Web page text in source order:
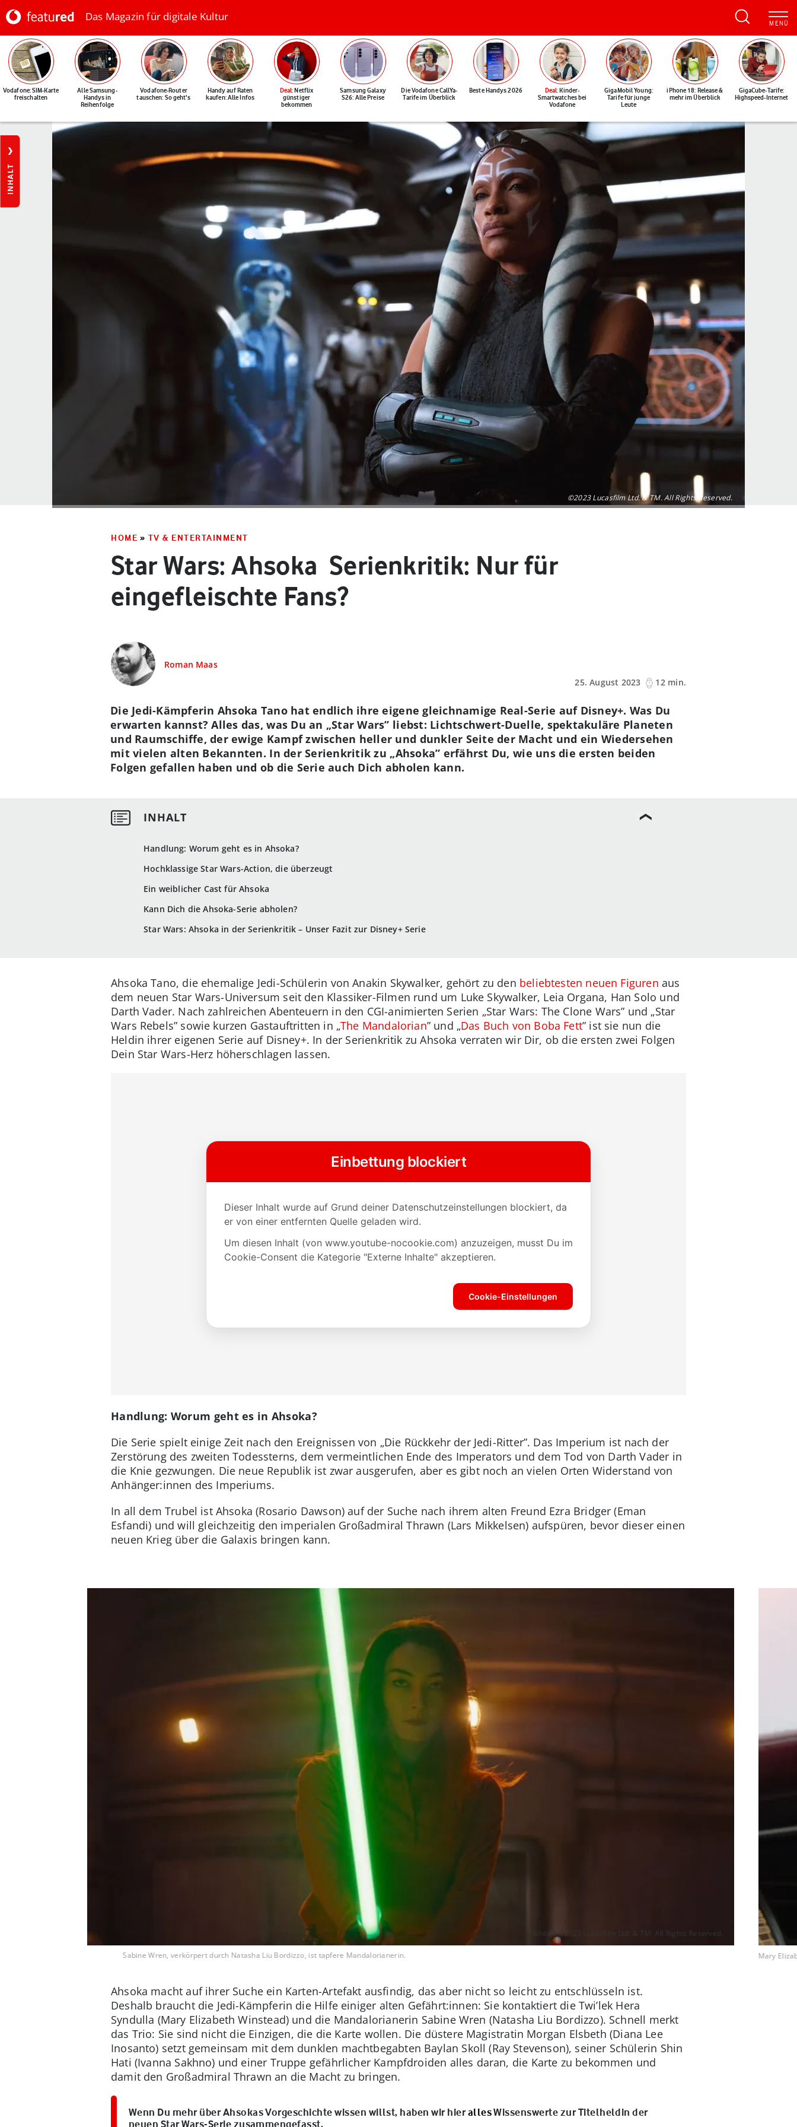
Das Magazin für digitale Kultur
Vodafone: SIM-Karte
freischalten
Alle Samsung-
Handys in
Reihenfolge
Vodafone-Router
tauschen: So geht's
Handy auf Raten
kaufen: Alle Infos
Deal: Netflix
günstiger
bekommen
Samsung Galaxy
S26: Alle Preise
Die Vodafone CallYa-
Tarife im Überblick
Beste Handys 2026 Deal: Kinder-
Smartwatches bei
Vodafone
GigaMobil Young:
Tarife für junge
Leute
iPhone 18: Release &
mehr im Überblick
GigaCube-Tarife:
Highspeed-Internet
INHALT
©2023 Lucasfilm Ltd. & TM. All Rights Reserved.
HOME » TV & ENTERTAINMENT
Star Wars: Ahsoka ­ Serienkritik: Nur für
eingefleischte Fans?
Roman Maas
25. August 2023
12 min.
Handlung: Worum geht es in Ahsoka?
Hochklassige Star Wars-Action, die überzeugt
Ein weiblicher Cast für Ahsoka
Kann Dich die Ahsoka-Serie abholen?
Star Wars: Ahsoka in der Serienkritik – Unser Fazit zur Disney+ Serie
Die Jedi-Kämpferin Ahsoka Tano hat endlich ihre eigene gleichnamige Real-Serie auf Disney+. Was Du
erwarten kannst? Alles das, was Du an „Star Wars” liebst: Lichtschwert-Duelle, spektakuläre Planeten
und Raumschiffe, der ewige Kampf zwischen heller und dunkler Seite der Macht und ein Wiedersehen
mit vielen alten Bekannten. In der Serienkritik zu „Ahsoka” erfährst Du, wie uns die ersten beiden
Folgen gefallen haben und ob die Serie auch Dich abholen kann.
Ahsoka Tano, die ehemalige Jedi-Schülerin von Anakin Skywalker, gehört zu den beliebtesten neuen Figuren aus
dem neuen Star Wars-Universum seit den Klassiker-Filmen rund um Luke Skywalker, Leia Organa, Han Solo und
Darth Vader. Nach zahlreichen Abenteuern in den CGI-animierten Serien „Star Wars: The Clone Wars” und „Star
Wars Rebels” sowie kurzen Gastauftritten in „The Mandalorian” und „Das Buch von Boba Fett” ist sie nun die
Heldin ihrer eigenen Serie auf Disney+. In der Serienkritik zu Ahsoka verraten wir Dir, ob die ersten zwei Folgen
Dein Star Wars-Herz höherschlagen lassen.
Handlung: Worum geht es in Ahsoka?
Die Serie spielt einige Zeit nach den Ereignissen von „Die Rückkehr der Jedi-Ritter”. Das Imperium ist nach der
Zerstörung des zweiten Todessterns, dem vermeintlichen Ende des Imperators und dem Tod von Darth Vader in
die Knie gezwungen. Die neue Republik ist zwar ausgerufen, aber es gibt noch an vielen Orten Widerstand von
Anhänger:innen des Imperiums.
In all dem Trubel ist Ahsoka (Rosario Dawson) auf der Suche nach ihrem alten Freund Ezra Bridger (Eman
Esfandi) und will gleichzeitig den imperialen Großadmiral Thrawn (Lars Mikkelsen) aufspüren, bevor dieser einen
neuen Krieg über die Galaxis bringen kann.
Sabine Wren, verkörpert durch Natasha Liu Bordizzo, ist tapfere Mandalorianerin.
Bild: © ©2023 Lucasfilm Ltd. & TM. All Rights Reserved.
Mary
Ahsoka macht auf ihrer Suche ein Karten-Artefakt ausfindig, das aber nicht so leicht zu entschlüsseln ist.
Deshalb braucht die Jedi-Kämpferin die Hilfe einiger alten Gefährt:innen: Sie kontaktiert die Twi’lek Hera
Syndulla (Mary Elizabeth Winstead) und die Mandalorianerin Sabine Wren (Natasha Liu Bordizzo). Schnell merkt
das Trio: Sie sind nicht die Einzigen, die die Karte wollen. Die düstere Magistratin Morgan Elsbeth (Diana Lee
Inosanto) setzt gemeinsam mit dem dunklen machtbegabten Baylan Skoll (Ray Stevenson), seiner Schülerin Shin
Hati (Ivanna Sakhno) und einer Truppe gefährlicher Kampfdroiden alles daran, die Karte zu bekommen und
damit den Großadmiral Thrawn an die Macht zu bringen.
Wenn Du mehr über Ahsokas Vorgeschichte wissen willst, haben wir hierallesWissenswerte zur Titelheldin der
neuen Star Wars-Serie zusammengefasst.